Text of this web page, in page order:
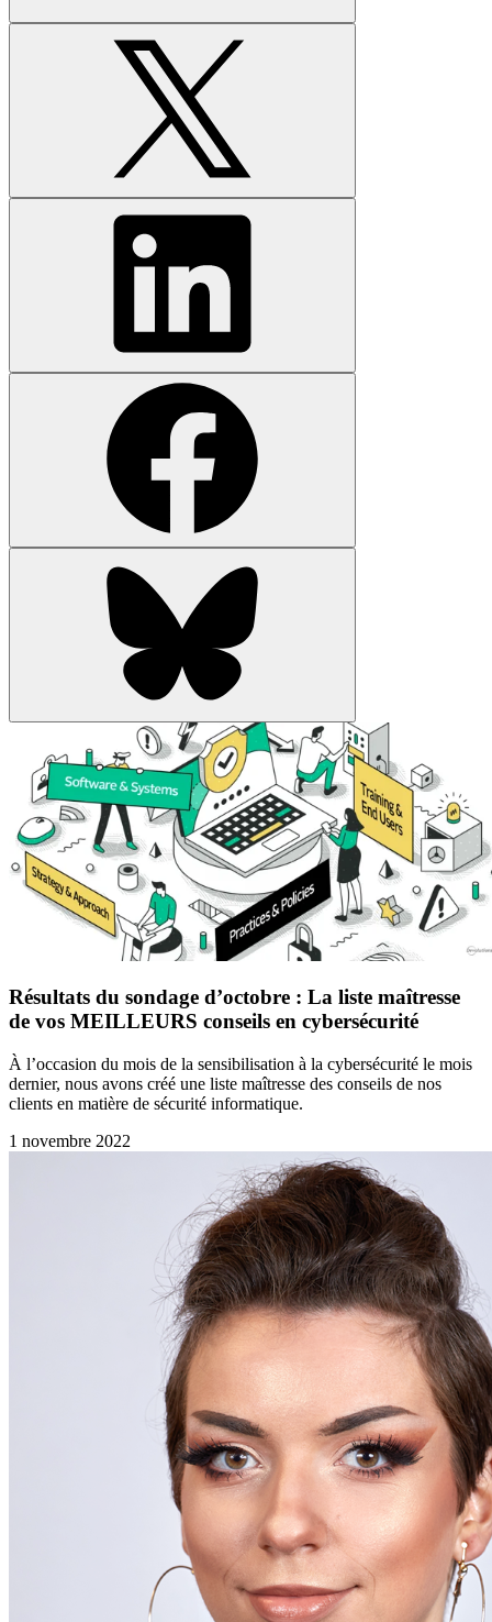
Résultats du sondage d’octobre : La liste maîtresse
de vos MEILLEURS conseils en cybersécurité
À l’occasion du mois de la sensibilisation à la cybersécurité le mois
dernier, nous avons créé une liste maîtresse des conseils de nos
clients en matière de sécurité informatique.
1 novembre 2022